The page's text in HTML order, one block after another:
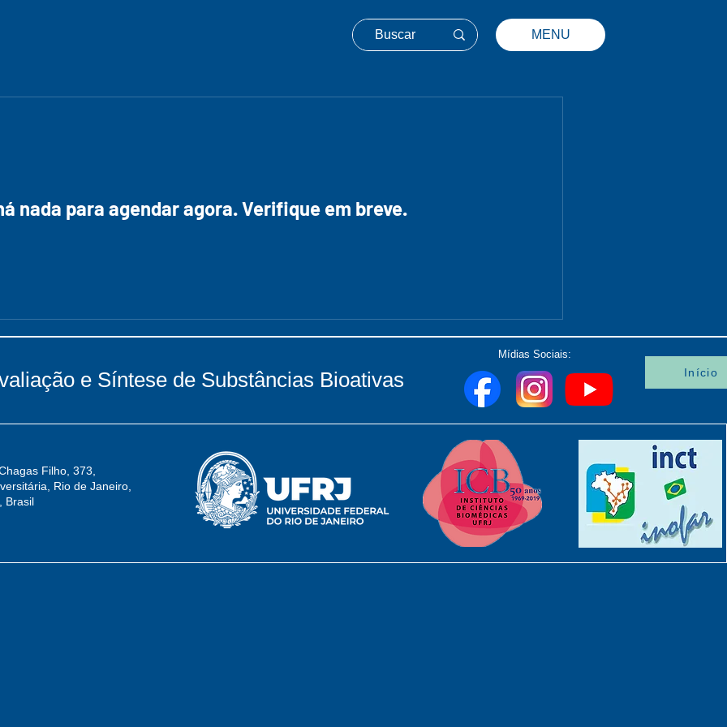
MENU
nada para agendar agora. Verifique em breve.
Mídias Sociais:
e Síntese de Substâncias Bioativas Início
Filho, 373,
Rio de Janeiro,
Brasil